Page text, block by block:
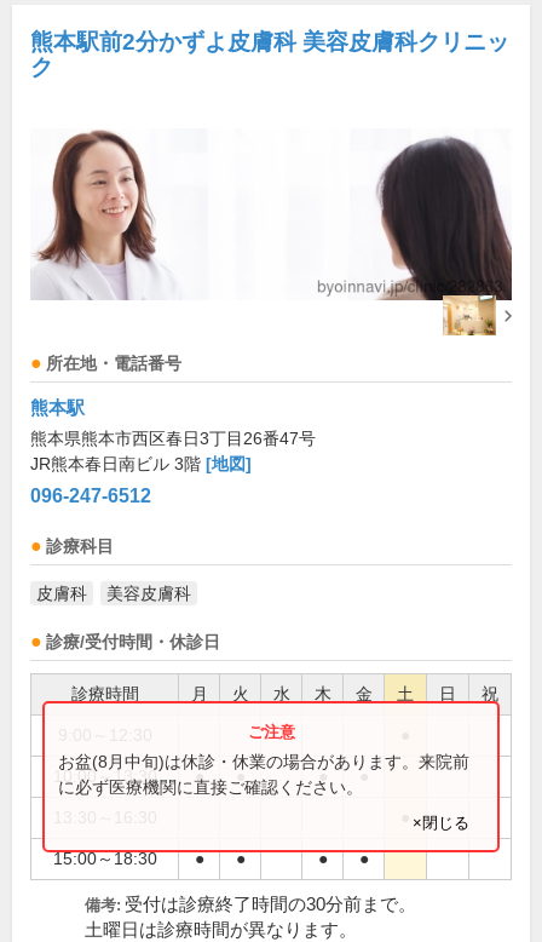
熊本駅前2分かずよ皮膚科 美容皮膚科クリニッ
ク
所在地・電話番号
熊本駅
熊本県熊本市西区春日3丁目26番47号
JR熊本春日南ビル 3階 [地図]
096-247-6512
診療科目
皮膚科 美容皮膚科
診療/受付時間・休診日
診療時間 月 火 水 木 金 土 日 祝
10:00～13:30 ● ● ● ●
15:00～18:30 ● ● ● ●
お盆(8月中旬)は休診・休業の場合があります。来院前
に必ず医療機関に直接ご確認ください。
×閉じる
備考: 受付は診療終了時間の30分前まで。
土曜日は診療時間が異なります。